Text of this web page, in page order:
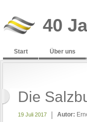
40
Start Über uns
Die
19 Juli 2017 Autor: